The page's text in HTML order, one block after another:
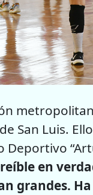
San Luis.
en
grandes.